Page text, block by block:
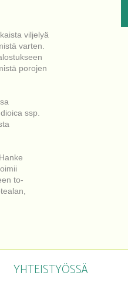
viljelyä
varten.
porojen
ssp.
to-
YHTEISTYÖSSÄ